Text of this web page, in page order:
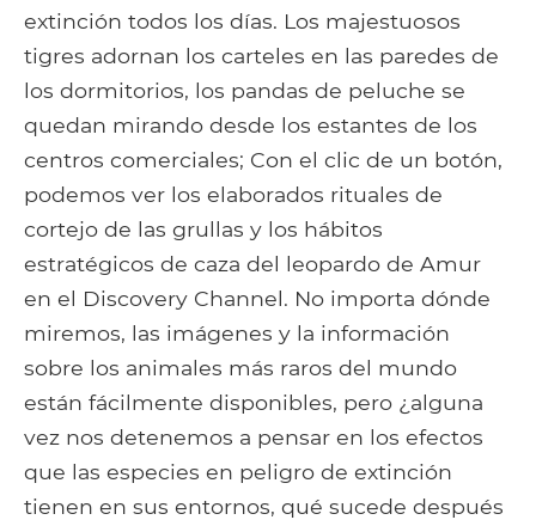
extinción todos los días. Los majestuosos
tigres adornan los carteles en las paredes de
los dormitorios, los pandas de peluche se
quedan mirando desde los estantes de los
centros comerciales; Con el clic de un botón,
podemos ver los elaborados rituales de
cortejo de las grullas y los hábitos
estratégicos de caza del leopardo de Amur
en el Discovery Channel. No importa dónde
miremos, las imágenes y la información
sobre los animales más raros del mundo
están fácilmente disponibles, pero ¿alguna
vez nos detenemos a pensar en los efectos
que las especies en peligro de extinción
tienen en sus entornos, qué sucede después